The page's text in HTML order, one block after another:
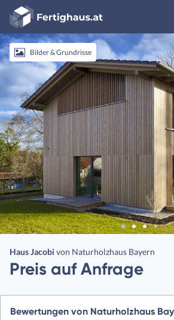
Fertighaus
Logo
AnmeldenBilder & Grundrisse
Haus Jacobi von Naturholzhaus Bayern
Preis auf Anfrage
Bewertungen von Naturholzhaus